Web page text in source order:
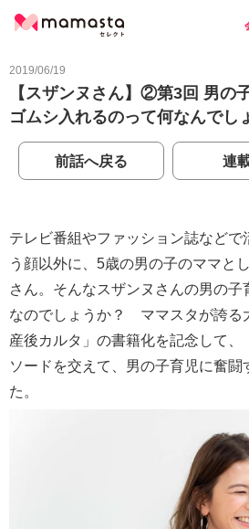
2019/06/19
【スザンヌさん】②第3回 男の
ゴムシ入れるのって何なんでし
前話へ戻る 連
テレビ番組やファッション誌などで
う顔以外に、5歳の男の子のママと
さん。そんなスザンヌさんの男の子
なのでしょうか？ ママスタが誇る
産後カルタ」の書籍化を記念して
ソードを交えて、男の子育児に奮闘
た。